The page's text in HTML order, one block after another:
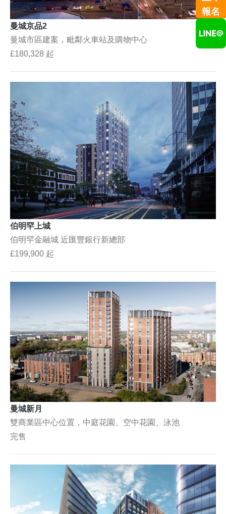
曼城京品2
曼城市區建案，毗鄰火車站及購物中心
£180,328 起
伯明罕上城
伯明罕金融城 近匯豐銀行新總部
£199,900 起
曼城新月
雙商業區中心位置，中庭花園、空中花園、泳池
完售
報名